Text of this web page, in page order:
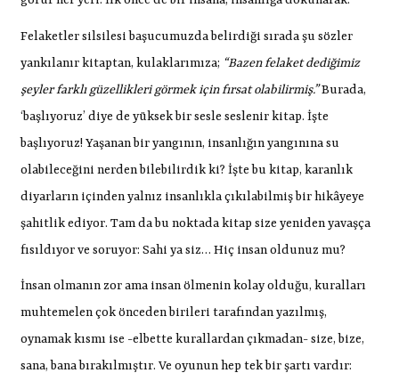
Felaketler silsilesi başucumuzda belirdiği sırada şu sözler
yankılanır kitaptan, kulaklarımıza; “Bazen felaket dediğimiz
şeyler farklı güzellikleri görmek için fırsat olabilirmiş.”Burada,
‘başlıyoruz’ diye de yüksek bir sesle seslenir kitap. İşte
başlıyoruz! Yaşanan bir yangının, insanlığın yangınına su
olabileceğini nerden bilebilirdik ki? İşte bu kitap, karanlık
diyarların içinden yalnız insanlıkla çıkılabilmiş bir hikâyeye
şahitlik ediyor. Tam da bu noktada kitap size yeniden yavaşça
fısıldıyor ve soruyor: Sahi ya siz… Hiç insan oldunuz mu?
İnsan olmanın zor ama insan ölmenin kolay olduğu, kuralları
muhtemelen çok önceden birileri tarafından yazılmış,
oynamak kısmı ise -elbette kurallardan çıkmadan- size, bize,
sana, bana bırakılmıştır. Ve oyunun hep tek bir şartı vardır: